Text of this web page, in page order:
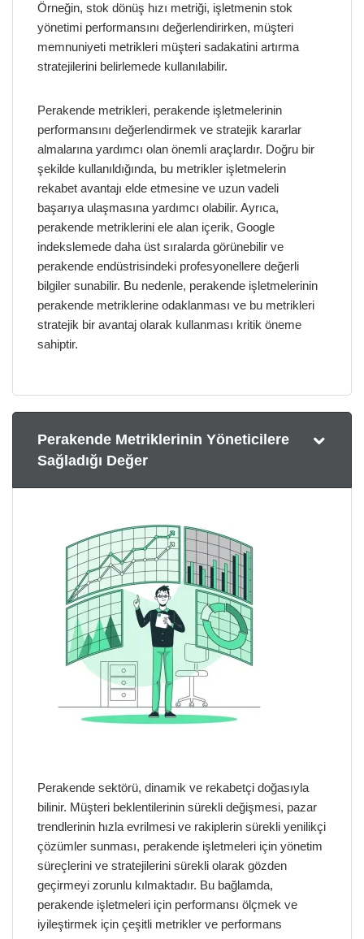
Örneğin, stok dönüş hızı metriği, işletmenin stok
yönetimi performansını değerlendirirken, müşteri
memnuniyeti metrikleri müşteri sadakatini artırma
stratejilerini belirlemede kullanılabilir.
Perakende metrikleri, perakende işletmelerinin
performansını değerlendirmek ve stratejik kararlar
almalarına yardımcı olan önemli araçlardır. Doğru bir
şekilde kullanıldığında, bu metrikler işletmelerin
rekabet avantajı elde etmesine ve uzun vadeli
başarıya ulaşmasına yardımcı olabilir. Ayrıca,
perakende metriklerini ele alan içerik, Google
indekslemede daha üst sıralarda görünebilir ve
perakende endüstrisindeki profesyonellere değerli
bilgiler sunabilir. Bu nedenle, perakende işletmelerinin
perakende metriklerine odaklanması ve bu metrikleri
stratejik bir avantaj olarak kullanması kritik öneme
sahiptir.
Perakende Metriklerinin Yöneticilere
Sağladığı Değer
Perakende sektörü, dinamik ve rekabetçi doğasıyla
bilinir. Müşteri beklentilerinin sürekli değişmesi, pazar
trendlerinin hızla evrilmesi ve rakiplerin sürekli yenilikçi
çözümler sunması, perakende işletmeleri için yönetim
süreçlerini ve stratejilerini sürekli olarak gözden
geçirmeyi zorunlu kılmaktadır. Bu bağlamda,
perakende işletmeleri için performansı ölçmek ve
iyileştirmek için çeşitli metrikler ve performans